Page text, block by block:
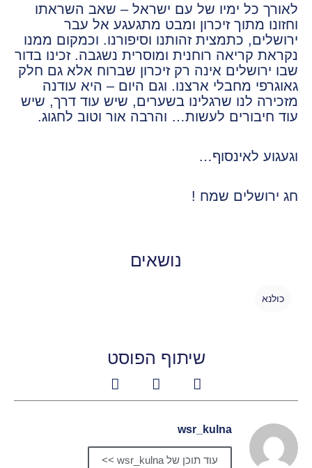
לאורך כל ימיו של עם ישראל – שאב השראתו
וחזונו מתוך זיכרון ומבט מתגעגע אל עבר
ירושלים, כתמצית זהותנו וסיפורנו. וכמקום ממנו
נקראת קריאה רוחנית ומוסרית נשגבה. זכינו בדור
שבו ירושלים אינה רק זיכרון שברוח אלא גם חלק
גאוגרפי מחבלי ארצנו. וגם היום – היא עודנה
מזכירה לנו שרגלינו בשערים, שיש עוד דרך, שיש
עוד חיבורים לעשות… והרבה אור וטוב לחגוג.
וגעגוע לאינסוף…
חג ירושלים שמח !
נושאים
כולנא
שיתוף הפוסט
wsr_kulna
עוד תוכן של wsr_kulna >>